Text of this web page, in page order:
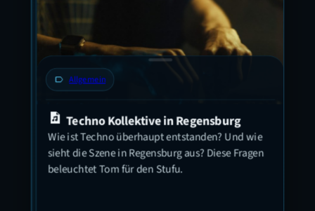
label Allgemein
Techno Kollektive in Regensburg
Wie ist Techno überhaupt entstanden? Und wie
sieht die Szene in Regensburg aus? Diese Fragen
beleuchtet Tom für den Stufu.